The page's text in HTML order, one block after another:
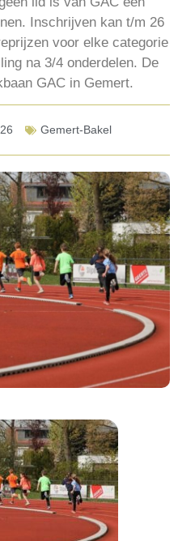
Inschrijven kan t/m 26
voor elke categorie
na 3/4 onderdelen. De
GAC in Gemert.
Gemert-Bakel